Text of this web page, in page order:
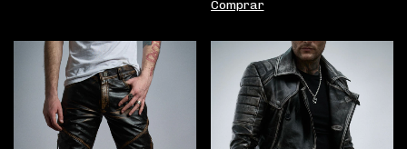
Comprar